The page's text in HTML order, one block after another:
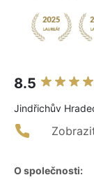
8.5
Jindřichův
O společnosti: